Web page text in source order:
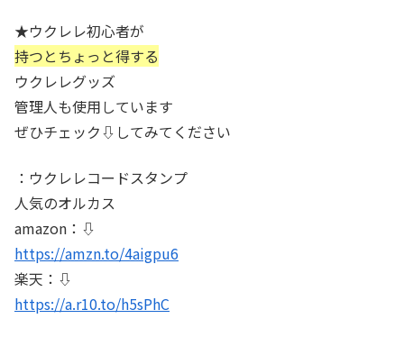
★ウクレレ初心者が
持つとちょっと得する
ウクレレグッズ
管理人も使用しています
ぜひチェック⇩してみてください
：ウクレレコードスタンプ
人気のオルカス
amazon：⇩
https://amzn.to/4aigpu6
楽天：⇩
https://a.r10.to/h5sPhC